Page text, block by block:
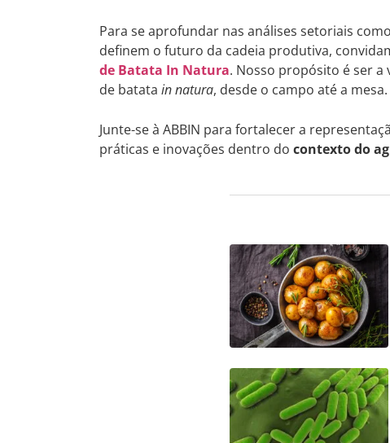
Para se aprofundar nas análises setoriais
definem o futuro da cadeia produtiva,
de Batata In Natura. Nosso propósito é ser
de batata in natura, desde o campo até a mesa.
Junte-se à ABBIN para fortalecer a
práticas e inovações dentro do contexto do